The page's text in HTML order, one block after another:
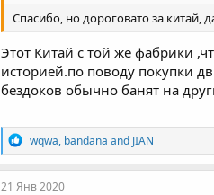
Спасибо, но дороговато за китай,
Этот Китай с той же фабрики
историей.по поводу покупки
бездоков обычно банят на
R
e
a
c
_wqwa, bandana and JIAN
21 Янв 2020